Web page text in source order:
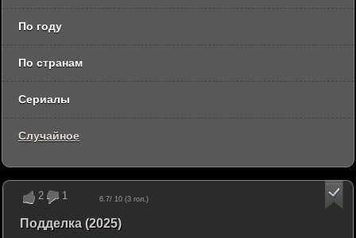
2 1 6.7/ 10 (3 гол.)
Подделка (2025)
По году
По странам
Сериалы
Случайное